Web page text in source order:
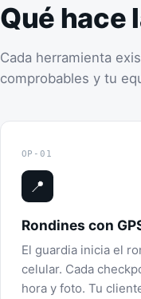
Qué hace
Cada herramienta
comprobables y tu
OP-01
📍
Rondines con
El guardia inicia el
celular. Cada
hora y foto. Tu